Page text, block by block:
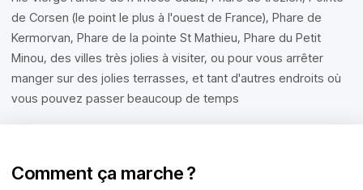
de Corsen (le point le plus à l'ouest de France), Phare de
Kermorvan, Phare de la pointe St Mathieu, Phare du Petit
Minou, des villes très jolies à visiter, ou pour vous arrêter
manger sur des jolies terrasses, et tant d'autres endroits où
vous pouvez passer beaucoup de temps
Comment ça marche ?